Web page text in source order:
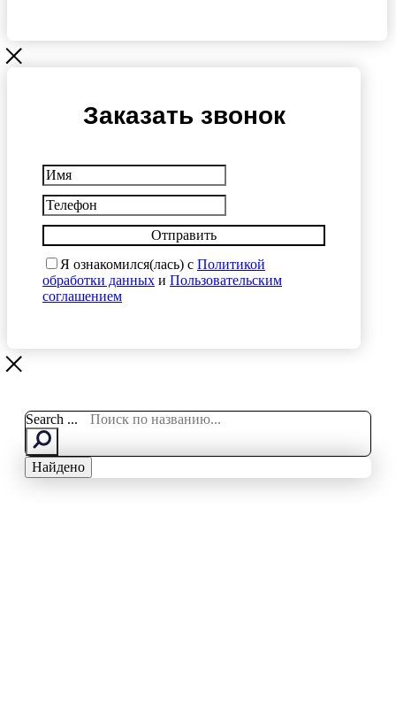
Заказать звонок
Отправить
Я ознакомился(лась) с Политикой
обработки данных и Пользовательским
соглашением
Search ...
Найдено